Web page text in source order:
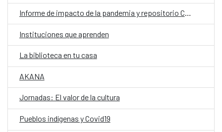
Informe de impacto de la pandemia y repositorio COVID-19 para los museos
Instituciones que aprenden
La biblioteca en tu casa
AKANA
Jornadas: El valor de la cultura
Pueblos indígenas y Covid19